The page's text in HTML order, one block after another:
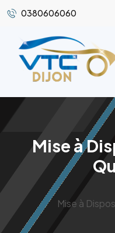
0380606060
Mise à
Mise à